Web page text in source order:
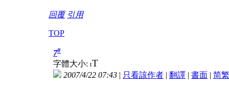
回覆 引用
TOP
7#
字體大小: tT
2007/4/22 07:43 | 只看該作者 | 翻譯 | 書面 | 简繁